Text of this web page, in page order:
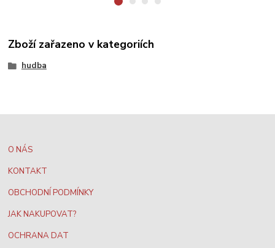
Zboží zařazeno v kategoriích
hudba
O NÁS
KONTAKT
OBCHODNÍ PODMÍNKY
JAK NAKUPOVAT?
OCHRANA DAT